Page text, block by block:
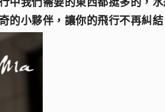
小夥伴，讓你的飛行不再糾